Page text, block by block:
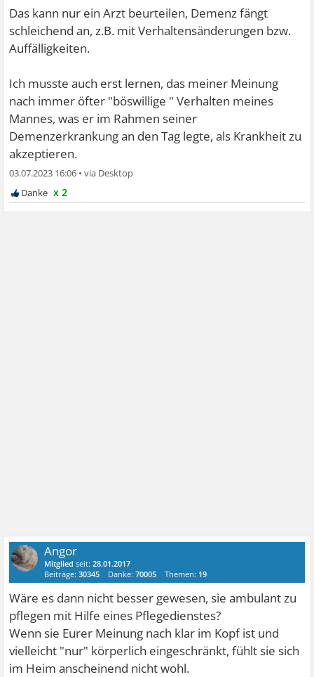
Das kann nur ein Arzt beurteilen, Demenz fängt
schleichend an, z.B. mit Verhaltensänderungen bzw.
Auffälligkeiten.
Ich musste auch erst lernen, das meiner Meinung
nach immer öfter "böswillige " Verhalten meines
Mannes, was er im Rahmen seiner
Demenzerkrankung an den Tag legte, als Krankheit zu
akzeptieren.
03.07.2023 16:06 •
x 2
Angor
Mitglied seit:28.01.2017
Beiträge:30345 Danke:70005 Themen: 19
Wäre es dann nicht besser gewesen, sie ambulant zu
pflegen mit Hilfe eines Pflegedienstes?
Wenn sie Eurer Meinung nach klar im Kopf ist und
vielleicht "nur" körperlich eingeschränkt, fühlt sie sich
im Heim anscheinend nicht wohl.